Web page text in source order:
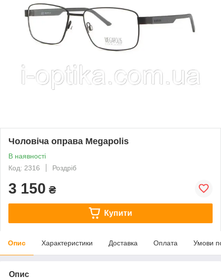
Чоловіча оправа Megapolis
В наявності
Код: 2316
Роздріб
3 150 ₴
Купити
Опис Характеристики Доставка Оплата Умови
Опис